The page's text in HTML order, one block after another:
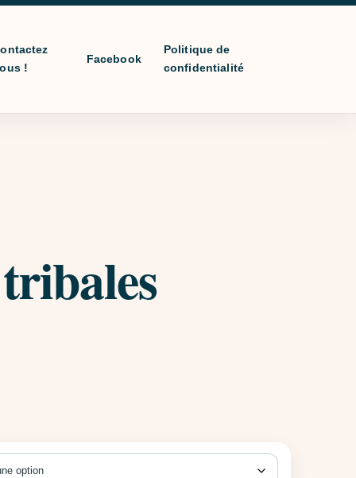
!
Facebook
Politique de
confidentialité
: €10,00 à €20,00